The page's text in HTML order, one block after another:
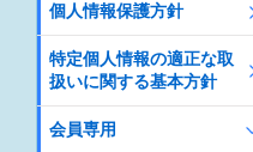
個人情報保護方針
特定個人情報の適正な取
扱いに関する基本方針
会員専用